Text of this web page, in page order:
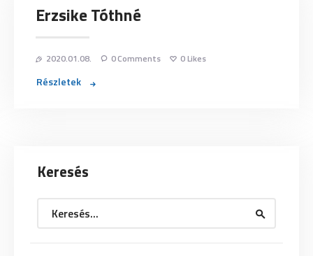
Erzsike Tóthné
2020.01.08. 0Comments 0Likes
Részletek
Keresés
Keresés: